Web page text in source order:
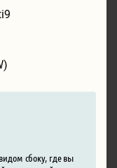
сбоку, где вы